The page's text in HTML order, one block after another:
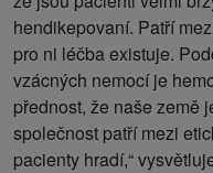
hendikepovaní. Patří
pro ni léčba existuje.
vzácných nemocí je
přednost, že naše země
společnost patří mezi
pacienty hradí,“